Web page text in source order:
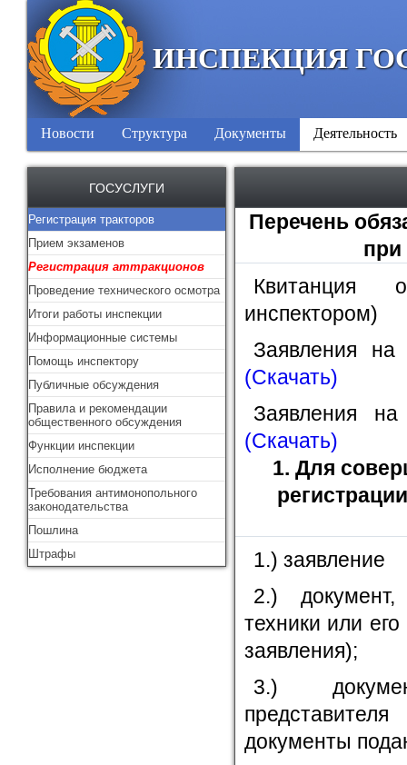
ИНСПЕКЦИЯ
Новости Структура Документы Деятельность
ГОСУСЛУГИ
Регистрация тракторов
Прием экзаменов
Регистрация аттракционов
Проведение технического осмотра
Итоги работы инспекции
Информационные системы
Помощь инспектору
Публичные обсуждения
Правила и рекомендации
общественного обсуждения
Функции инспекции
Исполнение бюджета
Требования антимонопольного
законодательства
Пошлина
Штрафы
Перечень
при
Квитанция
инспектором)
Заявления
(Скачать)
Заявления
(Скачать)
1. Для
1.) заявление
2.) документ,
техники или
заявления);
3.)
документы